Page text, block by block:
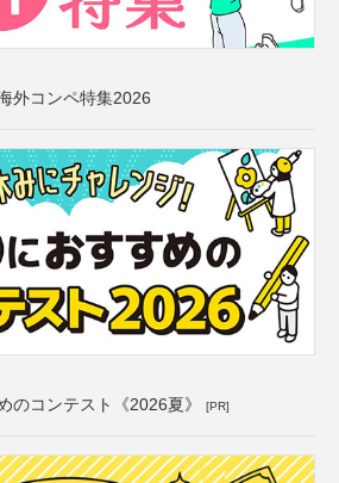
外コンペ特集2026
のコンテスト《2026夏》 [PR]